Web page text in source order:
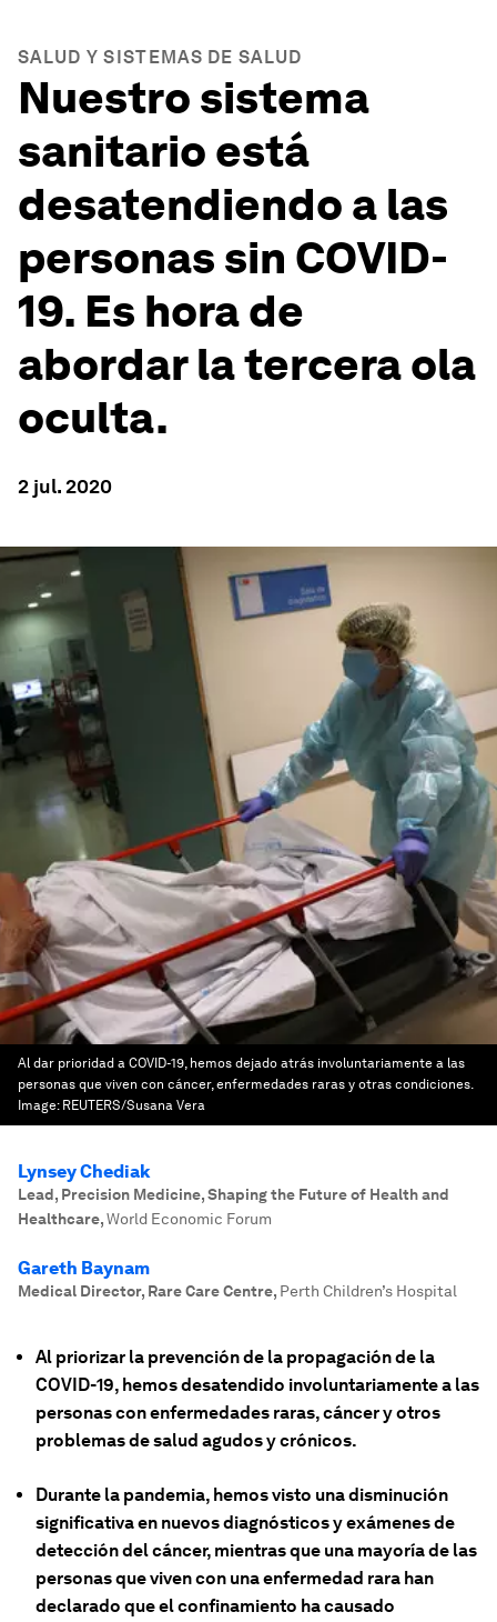
SALUD Y SISTEMAS DE SALUD
Nuestro sistema
sanitario está
desatendiendo a las
personas sin COVID-
19. Es hora de
abordar la tercera ola
oculta.
2 jul. 2020
Al dar prioridad a COVID-19, hemos dejado atrás involuntariamente a las
personas que viven con cáncer, enfermedades raras y otras condiciones.
Image: REUTERS/Susana Vera
Lynsey Chediak
Lead, Precision Medicine, Shaping the Future of Health and
Healthcare,World Economic Forum
Gareth Baynam
Medical Director, Rare Care Centre, Perth Children’s Hospital
Al priorizar la prevención de la propagación de la
COVID-19, hemos desatendido involuntariamente a las
personas con enfermedades raras, cáncer y otros
problemas de salud agudos y crónicos.
Durante la pandemia, hemos visto una disminución
significativa en nuevos diagnósticos y exámenes de
detección del cáncer, mientras que una mayoría de las
personas que viven con una enfermedad rara han
declarado que el confinamiento ha causado